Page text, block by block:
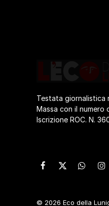
Testata giornalistica
Massa con il numero
Iscrizione ROC. N.
Facebook
X
© 2026 Eco della